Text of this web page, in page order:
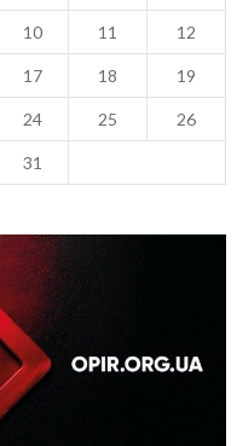
10 11 12
17 18 19
24 25 26
31